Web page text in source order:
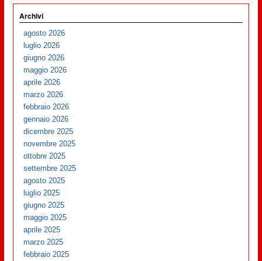
Archivi
agosto 2026
luglio 2026
giugno 2026
maggio 2026
aprile 2026
marzo 2026
febbraio 2026
gennaio 2026
dicembre 2025
novembre 2025
ottobre 2025
settembre 2025
agosto 2025
luglio 2025
giugno 2025
maggio 2025
aprile 2025
marzo 2025
febbraio 2025